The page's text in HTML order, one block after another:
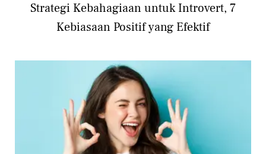
Strategi Kebahagiaan untuk Introvert, 7
Kebiasaan Positif yang Efektif